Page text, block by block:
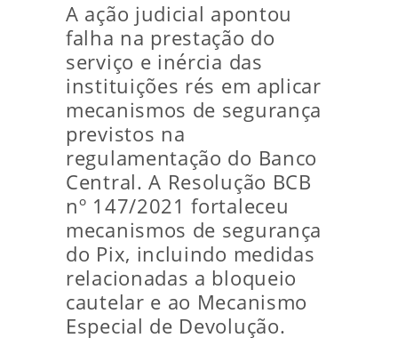
A ação judicial apontou
falha na prestação do
serviço e inércia das
instituições rés em aplicar
mecanismos de segurança
previstos na
regulamentação do Banco
Central. A Resolução BCB
nº 147/2021 fortaleceu
mecanismos de segurança
do Pix, incluindo medidas
relacionadas a bloqueio
cautelar e ao Mecanismo
Especial de Devolução.